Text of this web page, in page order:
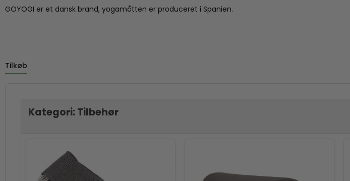
GOYOGI er et dansk brand, yogamåtten er produceret i Spanien.
Tilkøb
Kategori: Tilbehør